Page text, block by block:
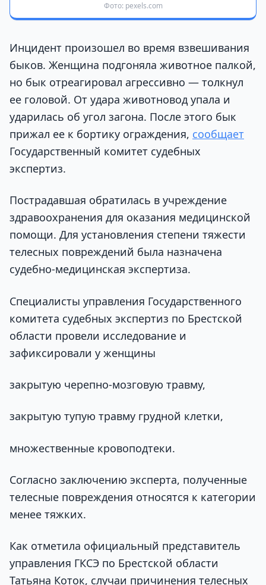
Фото: pexels.com
Инцидент произошел во время взвешивания
быков. Женщина подгоняла животное палкой,
но бык отреагировал агрессивно — толкнул
ее головой. От удара животновод упала и
ударилась об угол загона. После этого бык
прижал ее к бортику ограждения, сообщает
Государственный комитет судебных
экспертиз.
Пострадавшая обратилась в учреждение
здравоохранения для оказания медицинской
помощи. Для установления степени тяжести
телесных повреждений была назначена
судебно-медицинская экспертиза.
Специалисты управления Государственного
комитета судебных экспертиз по Брестской
области провели исследование и
зафиксировали у женщины
закрытую черепно-мозговую травму,
закрытую тупую травму грудной клетки,
множественные кровоподтеки.
Согласно заключению эксперта, полученные
телесные повреждения относятся к категории
менее тяжких.
Как отметила официальный представитель
управления ГКСЭ по Брестской области
Татьяна Коток, случаи причинения телесных